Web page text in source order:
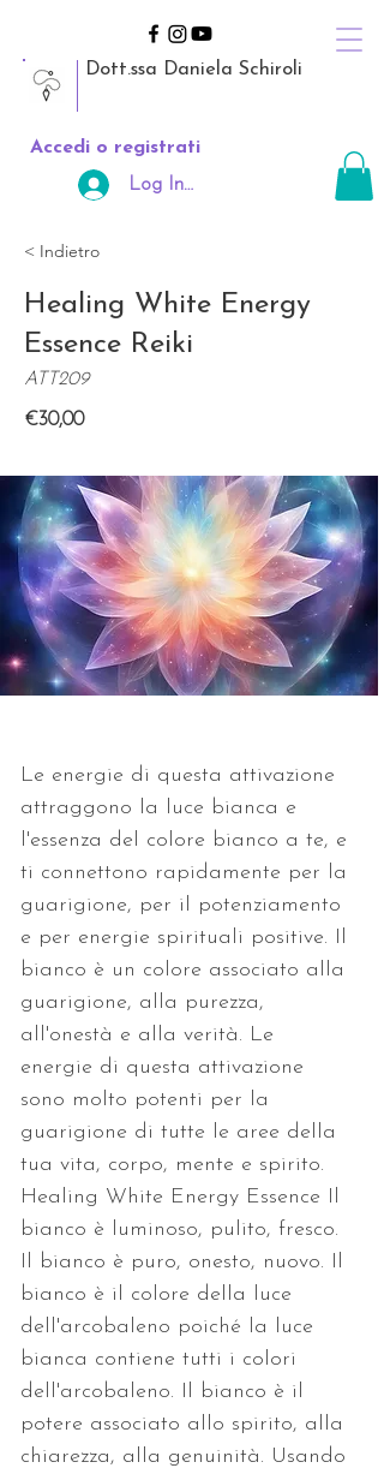
Dott.ssa Daniela Schiroli
Accedi o registrati
Log In Area Riservata
< Indietro
Healing White Energy
Essence Reiki
ATT209
€30,00
Le energie di questa attivazione
attraggono la luce bianca e
l'essenza del colore bianco a te, e
ti connettono rapidamente per la
guarigione, per il potenziamento
e per energie spirituali positive. Il
bianco è un colore associato alla
guarigione, alla purezza,
all'onestà e alla verità. Le
energie di questa attivazione
sono molto potenti per la
guarigione di tutte le aree della
tua vita, corpo, mente e spirito.
Healing White Energy Essence Il
bianco è luminoso, pulito, fresco.
Il bianco è puro, onesto, nuovo. Il
bianco è il colore della luce
dell'arcobaleno poiché la luce
bianca contiene tutti i colori
dell'arcobaleno. Il bianco è il
potere associato allo spirito, alla
chiarezza, alla genuinità. Usando